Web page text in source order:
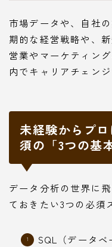
市場データや、自社
期的な経営戦略や、
営業やマーケティン
内でキャリアチェン
未経験からプ
須の「3つの基
データ分析の世界に
ておきたい3つの必須
SQL（データ